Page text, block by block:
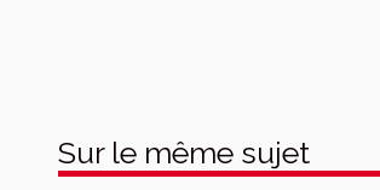
Sur le même sujet